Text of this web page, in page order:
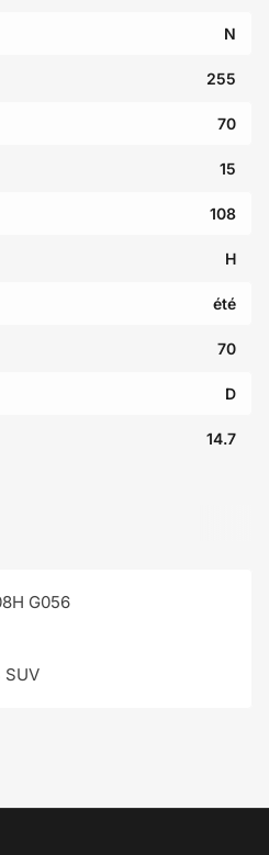
N
255
70
15
108
H
été
70
D
14.7
G056